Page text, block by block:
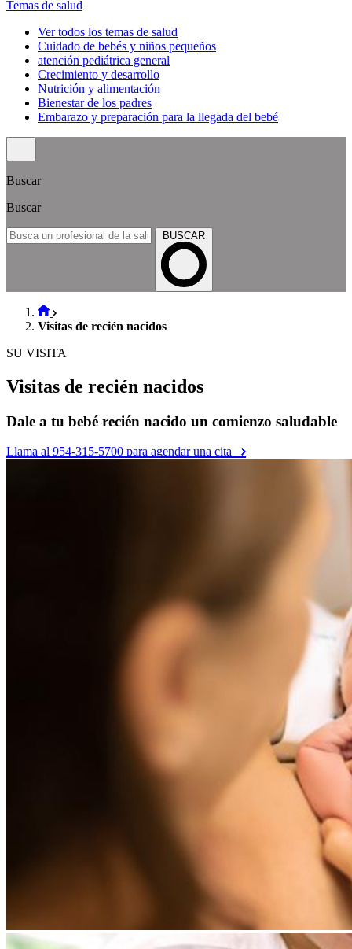
Temas de salud
Ver todos los temas de salud
Cuidado de bebés y niños pequeños
atención pediátrica general
Crecimiento y desarrollo
Nutrición y alimentación
Bienestar de los padres
Embarazo y preparación para la llegada del bebé
Buscar
Buscar
BUSCAR
Visitas de recién nacidos
SU VISITA
Visitas de recién nacidos
Dale a tu bebé recién nacido un comienzo saludable
Llama al 954-315-5700 para agendar una cita